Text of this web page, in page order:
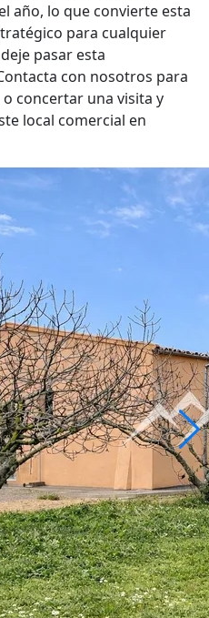
año, lo que convierte esta
para cualquier
pasar esta
con nosotros para
concertar una visita y
local comercial en